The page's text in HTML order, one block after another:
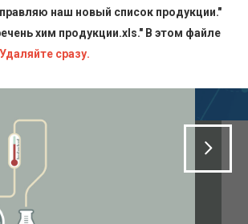
добавки
производств
наш новый список продукции."
хим продукции.xls." В этом файле
Удаляйте сразу.